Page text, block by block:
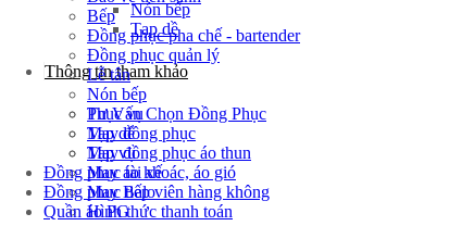
Nón bếp
Tạp dề
Thông tin tham khảo
Tư Vấn Chọn Đồng Phục
May đồng phục
May đồng phục áo thun
May áo khoác, áo gió
May Balo
Hình thức thanh toán
Bếp
Đồng phục pha chế - bartender
Đồng phục quản lý
Lễ tân
Nón bếp
Phục vụ
Tạp dề
Tạp vụ
Đồng phục tài xế
Đồng phục tiếp viên hàng không
Quần áo PG